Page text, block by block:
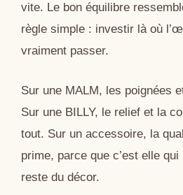
vite. Le bon équilibre
règle simple : investir là où
vraiment passer.
Sur une MALM, les poignées
Sur une BILLY, le relief et la
tout. Sur un accessoire, la
prime, parce que c’est elle
reste du décor.